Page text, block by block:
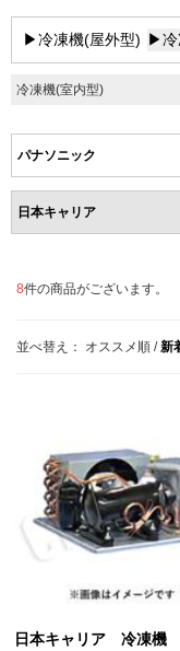
▶冷凍機(屋外型) ▶冷
冷凍機(室内型)
パナソニック
日本キャリア
8件の商品がございます。
並べ替え： オススメ順 /新
日本キャリア 冷凍機